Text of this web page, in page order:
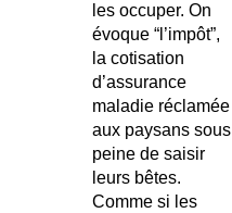
les occuper. On
évoque “l’impôt”,
la cotisation
d’assurance
maladie réclamée
aux paysans sous
peine de saisir
leurs bêtes.
Comme si les